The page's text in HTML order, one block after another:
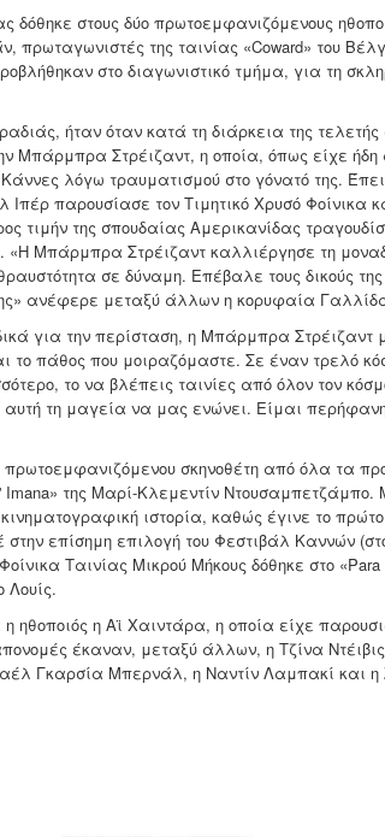
δόθηκε στους δύο πρωτοεμφανιζόμενους
πρωταγωνιστές της ταινίας «Coward» του
στο διαγωνιστικό τμήμα, για τη
ήταν όταν κατά τη διάρκεια της
Μπάρμπρα Στρέιζαντ, η οποία, όπως είχε
λόγω τραυματισμού στο γόνατό της.
Ιπέρ παρουσίασε τον Τιμητικό Χρυσό Φοίνικα
τιμήν της σπουδαίας Αμερικανίδας
Μπάρμπρα Στρέιζαντ καλλιέργησε τη
σε δύναμη. Επέβαλε τους δικούς
ανέφερε μεταξύ άλλων η κορυφαία
για την περίσταση, η Μπάρμπρα Στρέιζαντ
το πάθος που μοιραζόμαστε. Σε έναν τρελό
το να βλέπεις ταινίες από όλον τον
τη μαγεία να μας ενώνει. Είμαι
σκηνοθέτη από όλα τα
της Μαρί-Κλεμεντίν Ντουσαμπετζάμπο.
ιστορία, καθώς έγινε το
επίσημη επιλογή του Φεστιβάλ Καννών
Ταινίας Μικρού Μήκους δόθηκε στο «Para
Λουίς.
ηθοποιός η Αϊ Χαιντάρα, η οποία είχε
έκαναν, μεταξύ άλλων, η Τζίνα
Γκαρσία Μπερνάλ, η Ναντίν Λαμπακί και η